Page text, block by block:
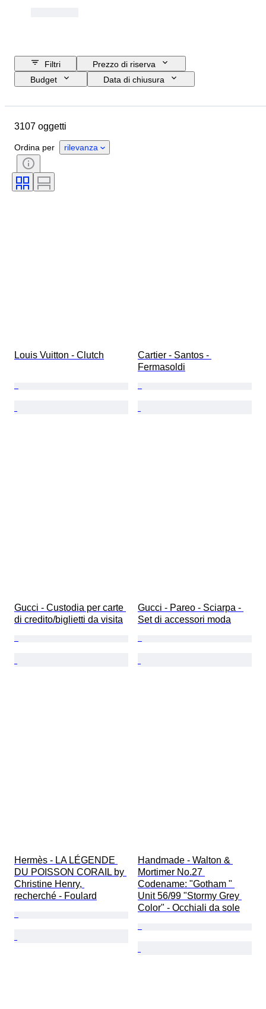
Filtri
Prezzo di riserva
Budget
Data di chiusura
Paese d’origine
Condizioni
Pietra preziosa
Titolo
Taglia
3107 oggetti
Ordina per rilevanza
Louis Vuitton - Clutch
Cartier - Santos -
Fermasoldi
Gucci - Custodia per carte
di credito/biglietti da visita
Gucci - Pareo - Sciarpa -
Set di accessori moda
Hermès - LA LÉGENDE
DU POISSON CORAIL by
Christine Henry,
recherché - Foulard
Handmade - Walton &
Mortimer No.27
Codename: "Gotham "
Unit 56/99 "Stormy Grey
Color" - Occhiali da sole